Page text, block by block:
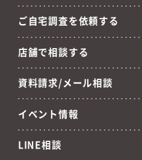
ご自宅調査を依頼する
店舗で相談する
資料請求/メール相談
イベント情報
LINE相談